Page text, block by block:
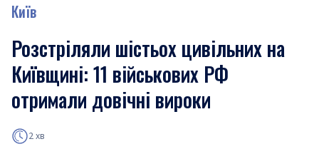
Київ
Розстріляли шістьох цивільних на
Київщині: 11 військових РФ
отримали довічні вироки
2 хв